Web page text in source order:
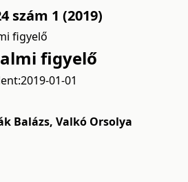
szám 1 (2019)
figyelő
figyelő
2019-01-01
Balázs, Valkó Orsolya